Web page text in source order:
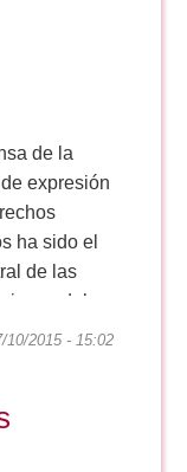
en el
Actos a las
de la
de expresión
ha sido el
de las
del
de Hong
10/2015 - 15:02